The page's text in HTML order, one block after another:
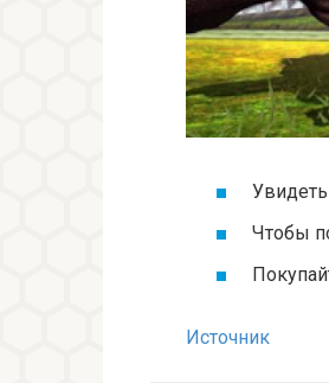
Чтобы
Источник